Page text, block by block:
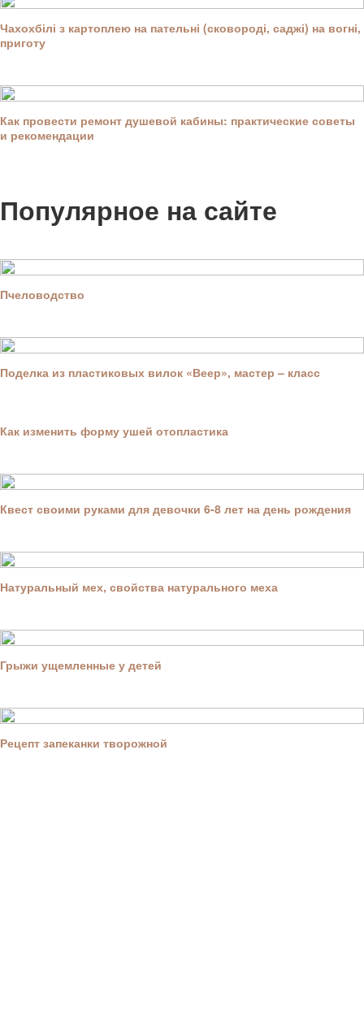
Чахохбілі з картоплею на пательні (сковороді, саджі) на вогні,
приготу
Как провести ремонт душевой кабины: практические советы
и рекомендации
Популярное на сайте
Пчеловодство
Поделка из пластиковых вилок «Веер», мастер – класс
Как изменить форму ушей отопластика
Квест своими руками для девочки 6-8 лет на день рождения
Натуральный мех, свойства натурального меха
Грыжи ущемленные у детей
Рецепт запеканки творожной